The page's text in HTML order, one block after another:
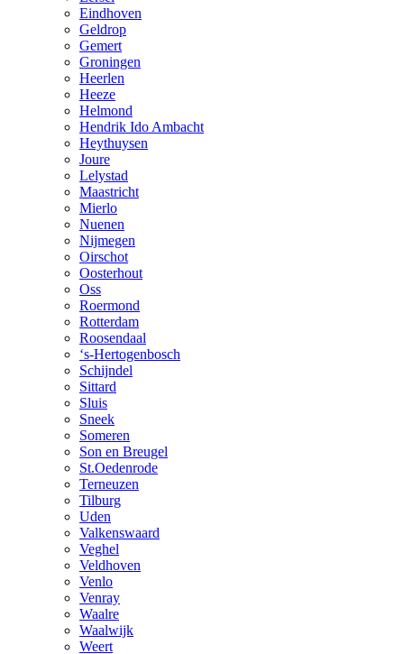
Eindhoven
Geldrop
Gemert
Groningen
Heerlen
Heeze
Helmond
Hendrik Ido Ambacht
Heythuysen
Joure
Lelystad
Maastricht
Mierlo
Nuenen
Nijmegen
Oirschot
Oosterhout
Oss
Roermond
Rotterdam
Roosendaal
‘s-Hertogenbosch
Schijndel
Sittard
Sluis
Sneek
Someren
Son en Breugel
St.Oedenrode
Terneuzen
Tilburg
Uden
Valkenswaard
Veghel
Veldhoven
Venlo
Venray
Waalre
Waalwijk
Weert